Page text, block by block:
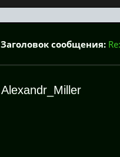
Заголовок сообщения:
Alexandr_Miller